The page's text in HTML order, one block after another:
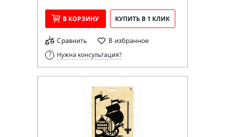
В КОРЗИНУ КУПИТЬ В 1 КЛИК
Сравнить В избранное
Нужна консультация?